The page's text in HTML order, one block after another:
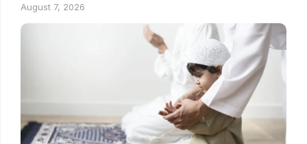
August 7, 2026